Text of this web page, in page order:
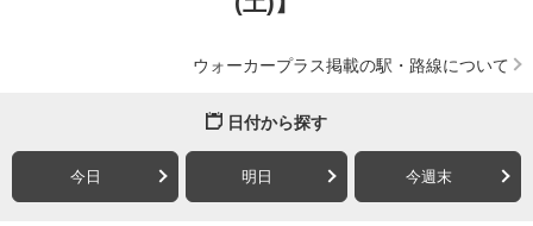
ウォーカープラス掲載の駅・路線について
日付から探す
今日 明日 今週末